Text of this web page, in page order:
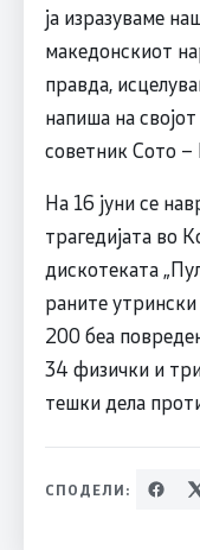
ја изразуваме
македонскиот
правда,
напиша на
советник Сото –
На 16 јуни се
трагедијата во
дискотеката
раните утрински
200 беа
34 физички и
тешки дела
СПОДЕЛИ: